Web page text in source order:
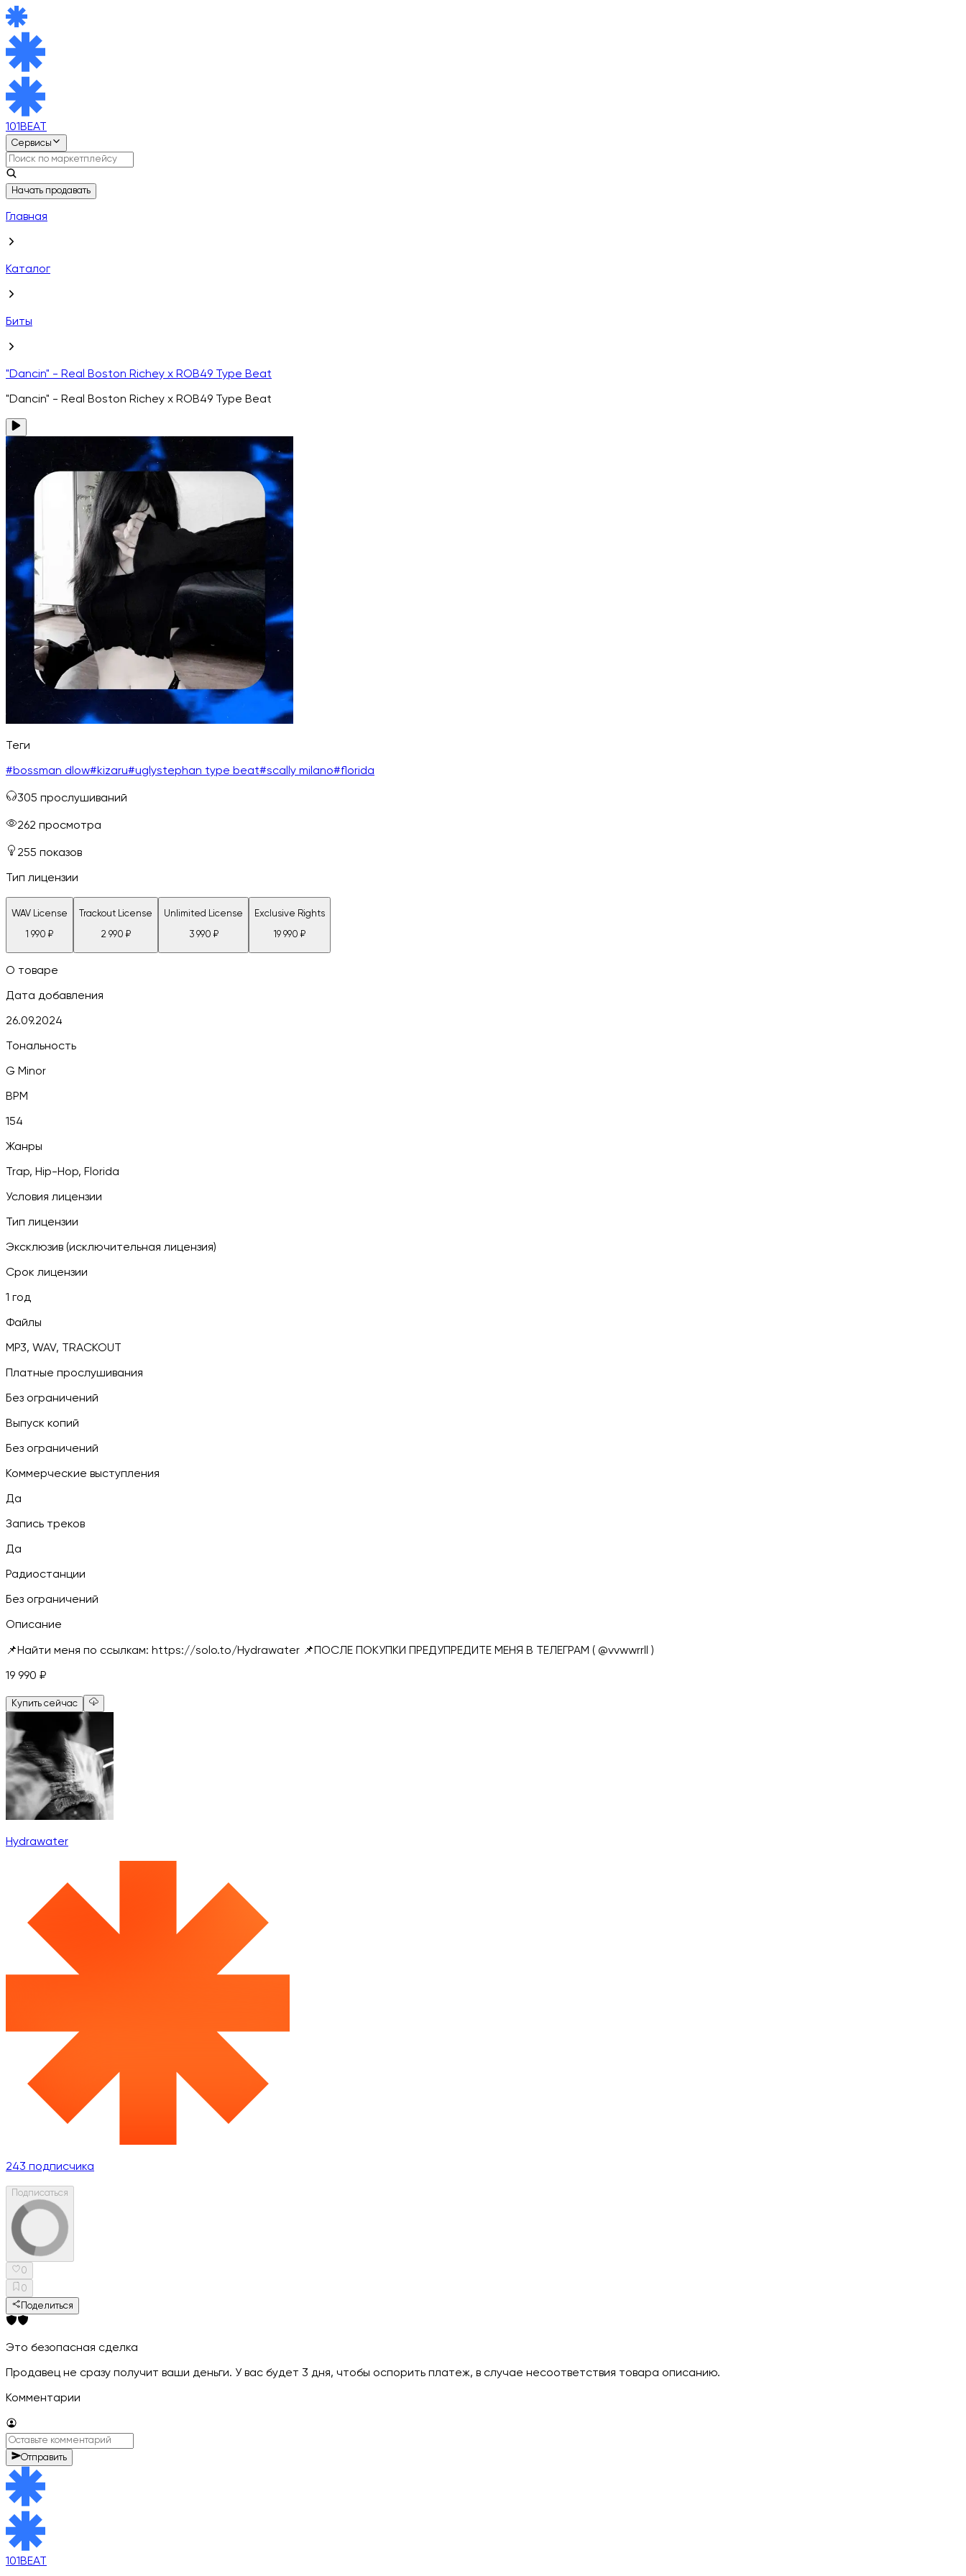
101BEAT
Сервисы
Начать продавать
Главная
Каталог
Биты
"Dancin" - Real Boston Richey x ROB49 Type Beat
"Dancin" - Real Boston Richey x ROB49 Type Beat
Теги
#bossman dlow#kizaru#uglystephan type beat#scally milano#florida
305 прослушиваний
262 просмотра
255 показов
Тип лицензии
WAV License
1 990 ₽
Trackout License
2 990 ₽
Unlimited License
3 990 ₽
Exclusive Rights
19 990 ₽
О товаре
Дата добавления
26.09.2024
Тональность
G Minor
BPM
154
Жанры
Trap, Hip-Hop, Florida
Условия лицензии
Тип лицензии
Эксклюзив (исключительная лицензия)
Срок лицензии
1 год
Файлы
MP3, WAV, TRACKOUT
Платные прослушивания
Без ограничений
Выпуск копий
Без ограничений
Коммерческие выступления
Да
Запись треков
Да
Радиостанции
Без ограничений
Описание
📌Найти меня по ссылкам: https://solo.to/Hydrawater 📌ПОСЛЕ ПОКУПКИ ПРЕДУПРЕДИТЕ МЕНЯ В ТЕЛЕГРАМ ( @vvwwrrll )
19 990 ₽
Купить сейчас
Hydrawater
243 подписчика
Подписаться
0
0
Поделиться
Это безопасная сделка
Продавец не сразу получит ваши деньги. У вас будет 3 дня, чтобы оспорить платеж, в случае несоответствия товара описанию.
Комментарии
Отправить
101BEAT